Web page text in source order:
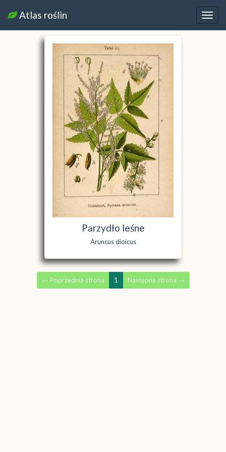
Atlas roślin
Parzydło leśne
Aruncus dioicus
← Poprzednia strona 1 Następna strona →